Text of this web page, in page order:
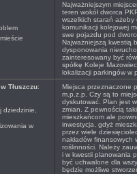
Najważniejszym
teren wokół dworca
wszelkich starań ażeby
komunikacji kolejowej
swe pojazdu pod
Najważniejszą kwestią
dysponowania
zainteresowany być
spółkę Koleje
lokalizacji parkingów w
Tłuszczu:
w
Miejsca przeznaczone
m.p.z.p. Czy są to
dyskutować. Plan jest
zmian. Z pewnością
mieszkańcom ale
inwestycja, gdyż
przez wiele
nakładów finansowych
roślinności. Należy
i w kwestii planowania
być uchwalone dla
będzie możliwe